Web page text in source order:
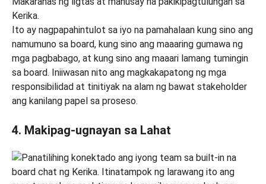
Ito ay nagpapahintulot sa iyo na pamahalaan kung sino ang
namumuno sa board, kung sino ang maaaring gumawa ng
mga pagbabago, at kung sino ang maaari lamang tumingin
sa board. Iniiwasan nito ang magkakapatong ng mga
responsibilidad at tinitiyak na alam ng bawat stakeholder
ang kanilang papel sa proseso.
4. Makipag-ugnayan sa Lahat